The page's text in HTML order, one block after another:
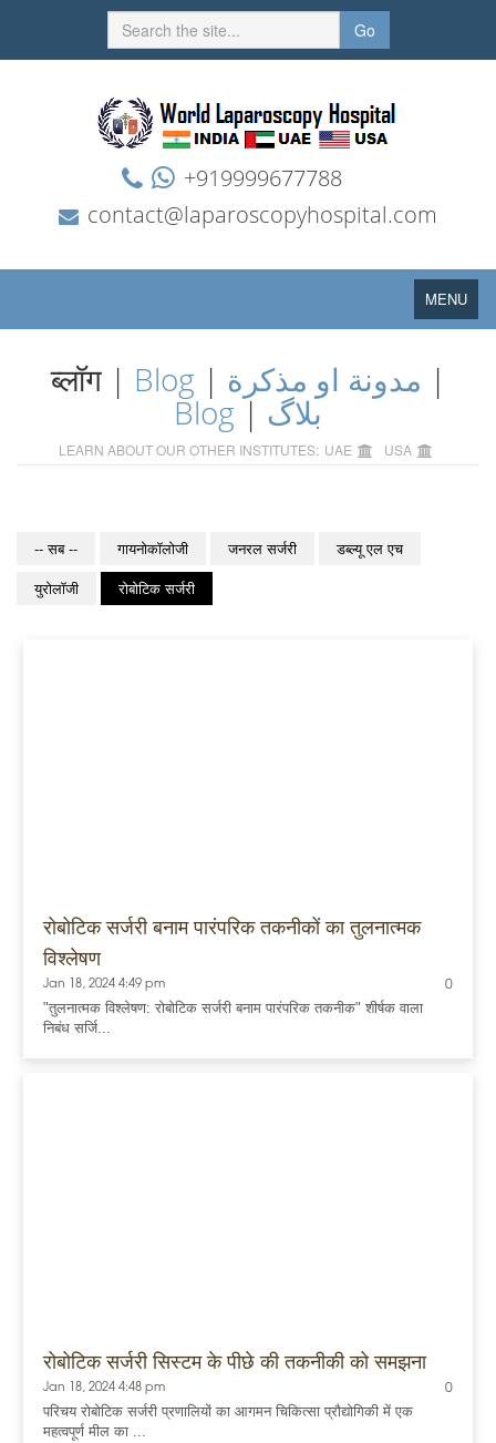
Go
+919999677788
contact@laparoscopyhospital.com
Toggle
navigation
MENU
ब्लॉग | Blog | مدونة او مذكرة |
Blog| بلاگ
LEARN ABOUT OUR OTHER INSTITUTES: UAE USA
-- सब -- गायनोकॉलोजी जनरल सर्जरी
डब्ल्यू एल एच
युरोलॉजी
रोबोटिक सर्जरी
रोबोटिक सर्जरी बनाम पारंपरिक तकनीकों का तुलनात्मक
विश्लेषण
Jan 18, 2024 4:49 pm 0
"तुलनात्मक विश्लेषण: रोबोटिक सर्जरी बनाम पारंपरिक तकनीक" शीर्षक वाला
निबंध सर्जि...
रोबोटिक सर्जरी सिस्टम के पीछे की तकनीकी को समझना
Jan 18, 2024 4:48 pm 0
परिचय रोबोटिक सर्जरी प्रणालियों का आगमन चिकित्सा प्रौद्योगिकी में एक
महत्वपूर्ण मील का ...